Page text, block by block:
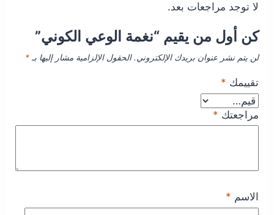
لا توجد مراجعات بعد.
كن أول من يقيم “نغمة الوعي الكوني”
لن يتم نشر عنوان بريدك الإلكتروني. الحقول الإلزامية مشار إليها بـ *
تقييمك *
مراجعتك *
الاسم *